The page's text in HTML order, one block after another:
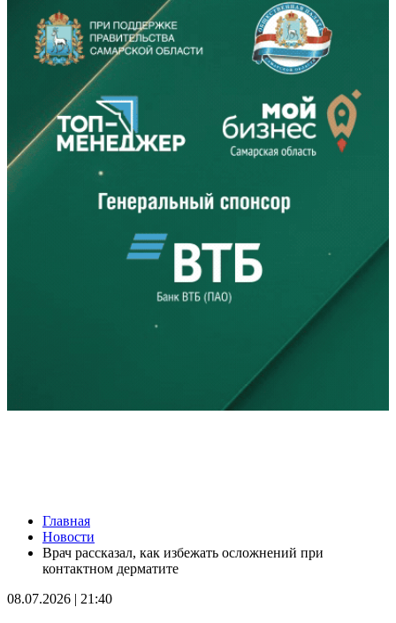
Губернатор Вячеслав Федорищев и первый заместитель
председателя Комитета Госдумы по бюджету и налогам
Леонид Симановский обсудили перспективное развитие
Самарского региона
В поселке Курумоч 6 августа столкнулись два автомобиля
Главная
Новости
Врач рассказал, как избежать осложнений при
контактном дерматите
08.07.2026 | 21:40